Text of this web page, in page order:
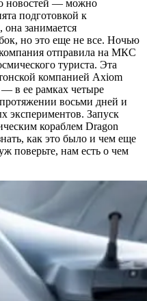
новостей — можно
подготовкой к
она занимается
но это еще не все. Ночью
отправила на МКС
туриста. Эта
компанией Axiom
в ее рамках четыре
восьми дней и
экспериментов. Запуск
кораблем Dragon
как это было и чем еще
поверьте, нам есть о чем